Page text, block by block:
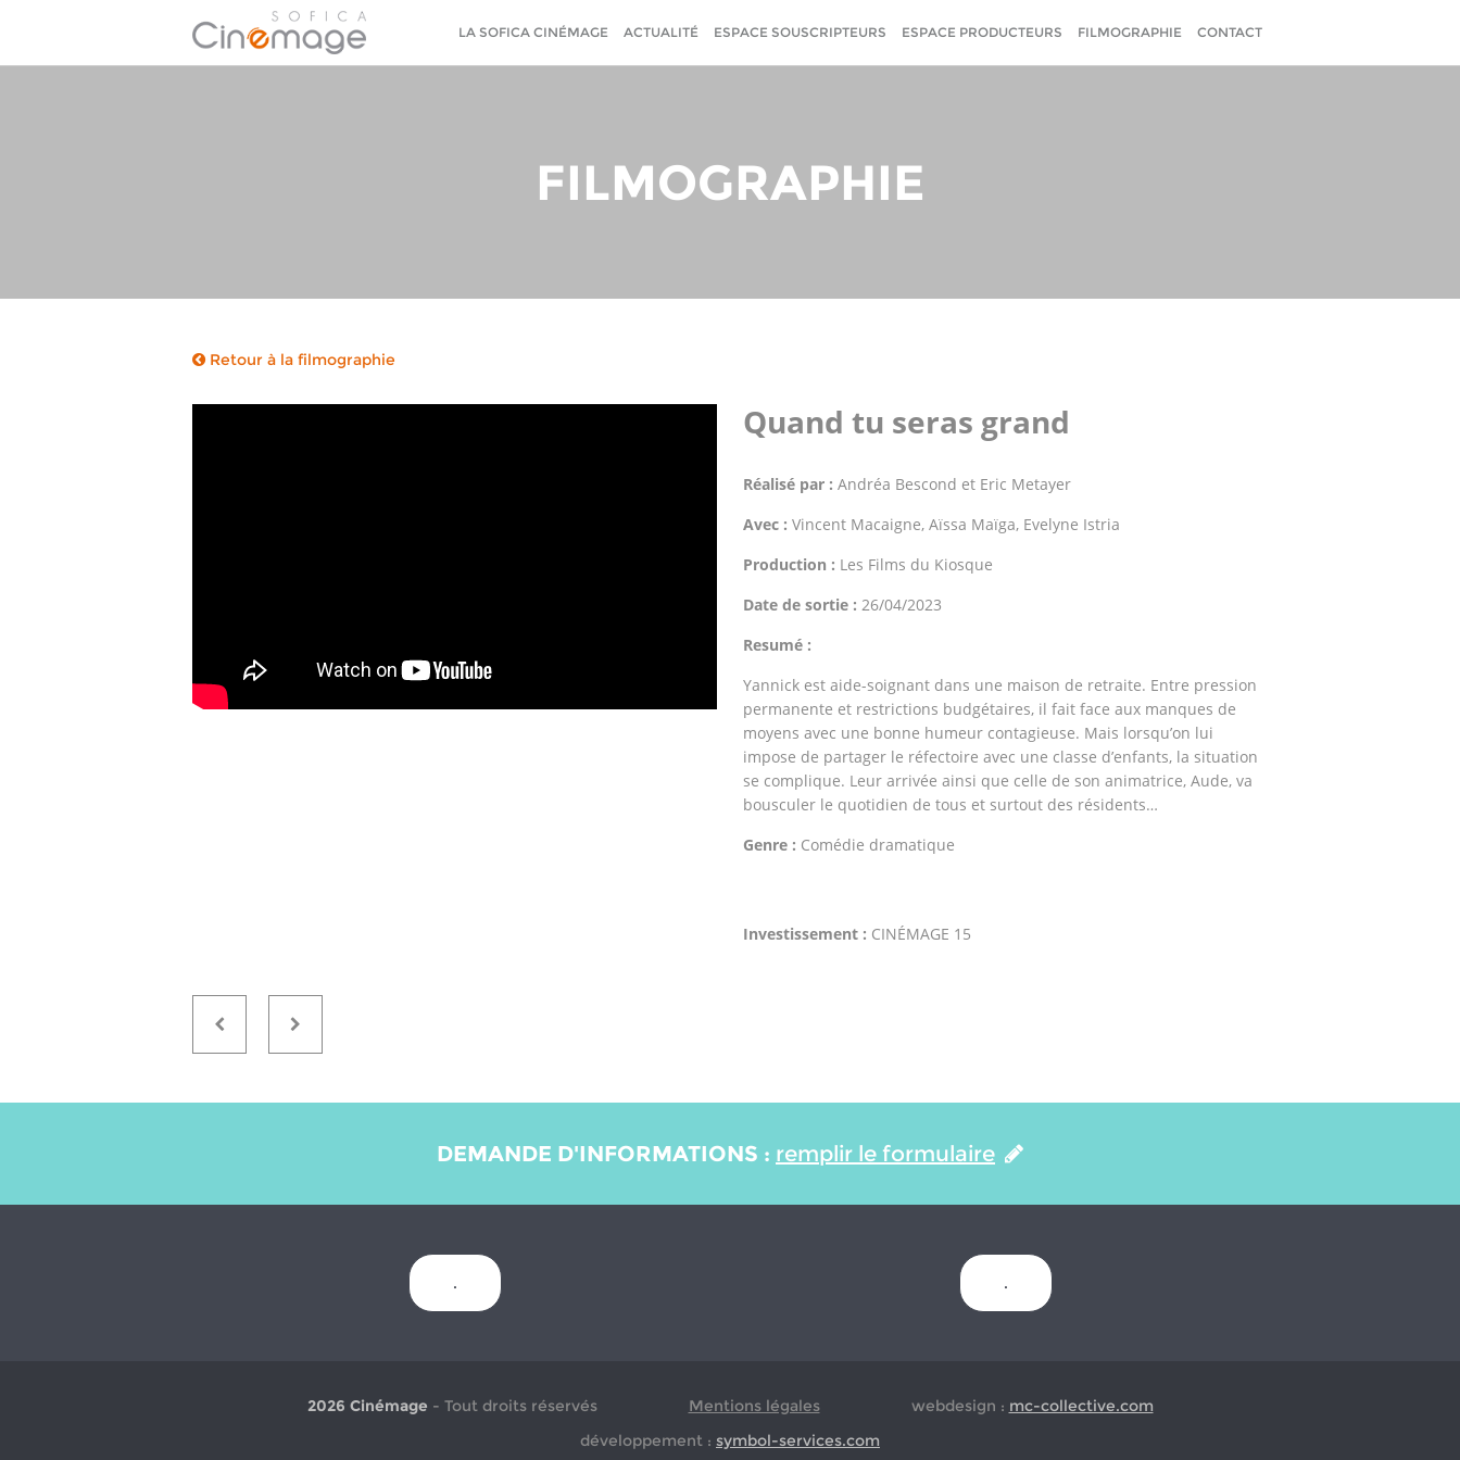
LA SOFICA CINÉMAGE ACTUALITÉ ESPACE SOUSCRIPTEURS ESPACE PRODUCTEURS FILMOGRAPHIE CONTACT
FILMOGRAPHIE
Retour à la filmographie
Quand tu seras grand
Réalisé par : Andréa Bescond et Eric Metayer
Avec : Vincent Macaigne, Aïssa Maïga, Evelyne Istria
Production : Les Films du Kiosque
Date de sortie : 26/04/2023
Resumé :
Yannick est aide-soignant dans une maison de retraite. Entre pression
permanente et restrictions budgétaires, il fait face aux manques de
moyens avec une bonne humeur contagieuse. Mais lorsqu’on lui
impose de partager le réfectoire avec une classe d’enfants, la situation
se complique. Leur arrivée ainsi que celle de son animatrice, Aude, va
bousculer le quotidien de tous et surtout des résidents…
Genre : Comédie dramatique
Investissement : CINÉMAGE 15
DEMANDE D'INFORMATIONS : remplir le formulaire
. .
2026 Cinémage - Tout droits réservés Mentions légales webdesign : mc-collective.com
développement : symbol-services.com